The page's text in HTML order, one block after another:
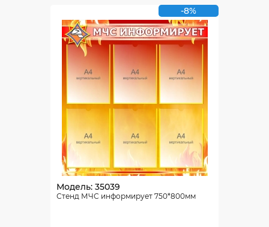
-8%
Модель: 35039
Стенд МЧС информирует 750*800мм